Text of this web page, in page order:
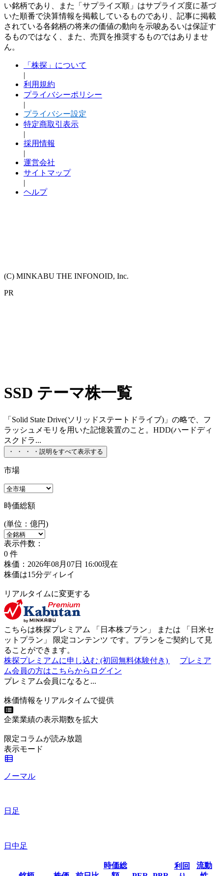
い銘柄であり、また「サプライズ順」はサプライズ度に基づ
いた順番で決算情報を掲載しているものであり、記事に掲載
されている各銘柄の将来の価値の動向を示唆あるいは保証す
るものではなく、また、売買を推奨するものではありませ
ん。
「株探」について
|
利用規約
プライバシーポリシー
|
プライバシー設定
特定商取引表示
|
採用情報
|
運営会社
サイトマップ
|
ヘルプ
(C) MINKABU THE INFONOID, Inc.
PR
SSD テーマ株一覧
「Solid State Drive(ソリッドステートドライブ)」の略で、フ
ラッシュメモリを用いた記憶装置のこと。HDD(ハードディ
スクドラ...
・ ・ ・ ・ 説明をすべて表示する
市場
時価総額
(単位：億円)
表示件数：
0 件
株価：2026年08月07日 16:00現在
株価は15分ディレイ
リアルタイムに変更する
こちらは株探プレミアム 「 日本株プラン 」 または 「 日米セ
ットプラン 」 限定コンテンツ です。プランをご契約して見
ることができます。
株探プレミアムに申し込む (初回無料体験付き)
プレミア
ム会員の方はこちらからログイン
プレミアム会員になると...
株価情報をリアルタイムで提供
企業業績の表示期数を拡大
限定コラムが読み放題
表示モード
ノーマル
日足
日中足
時価総
利回
流動